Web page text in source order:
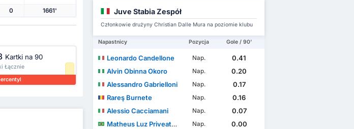
0 1661'
Kartki na 90
Łącznie
Juve Stabia Zespół
Członkowie drużyny Christian Dalle Mura na poziomie klubu
Napastnicy Pozycja Gole / 90'
Leonardo Candellone Nap.
0.41
Alvin Obinna Okoro
Nap.
0.20
Alessandro Gabrielloni
Nap.
0.17
Rareş Burnete
Nap.
0.16
Alessio Cacciamani
Nap.
0.07
Matheus Luz Priveato Dos Santos
Nap. 0.00